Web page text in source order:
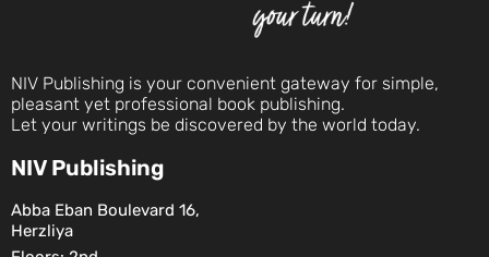
NIV Publishing is your convenient gateway for simple,
pleasant yet professional book publishing.
Let your writings be discovered by the world today.
NIV Publishing
Abba Eban Boulevard 16,
Herzliya